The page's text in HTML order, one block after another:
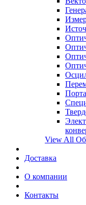
View All
Доставка
О компании
Контакты